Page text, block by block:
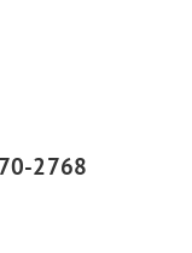
2768